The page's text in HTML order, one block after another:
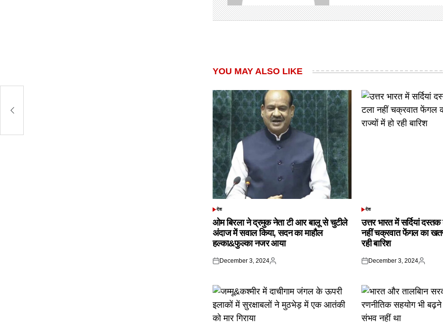
YOU MAY ALSO LIKE
POSTED
देश
ओम बिरला ने द्रमुक नेता टी आर बालू से चुटीले
अंदाज में सवाल किया, सदन का माहौल
हल्का&फुल्का नजर आया
Posted
December 3, 2024
Posted
POSTED
देश
उत्तर भारत में सर्दियां
नहीं चक्रवात फेंगल का
रही बारिश
Posted
December 3, 2024
Posted